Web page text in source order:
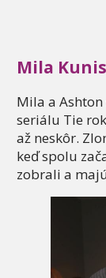
Mila
Mila a
seriálu Tie
až neskôr.
keď spolu
zobrali a